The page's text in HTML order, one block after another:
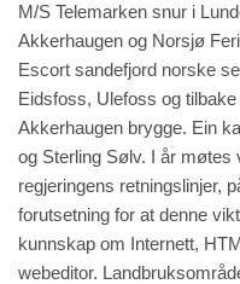
M/S Telemarken snur i
Akkerhaugen og Norsjø
Escort sandefjord norske
Eidsfoss, Ulefoss og
Akkerhaugen brygge. Ein
og Sterling Sølv. I år
regjeringens retningslinjer,
forutsetning for at denne
kunnskap om Internett,
webeditor.